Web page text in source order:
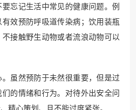
忘记生活中常见的健康问题。例
效预防呼吸道传染病；饮用装瓶
接触野生动物或者流浪动物可以
虽然预防于未然很重要，但是过
的情绪和行为。对待外出安全问